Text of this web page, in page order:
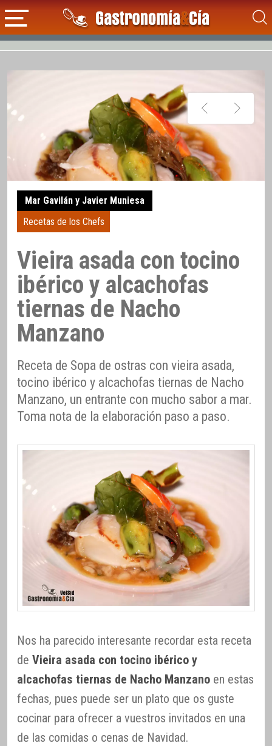
Mar Gavilán y Javier Muniesa
Recetas de los Chefs
Vieira asada con tocino
ibérico y alcachofas
tiernas de Nacho
Manzano
Receta de Sopa de ostras con vieira asada,
tocino ibérico y alcachofas tiernas de Nacho
Manzano, un entrante con mucho sabor a mar.
Toma nota de la elaboración paso a paso.
Nos ha parecido interesante recordar esta receta
de Vieira asada con tocino ibérico y
alcachofas tiernas de Nacho Manzano en estas
fechas, pues puede ser un plato que os guste
cocinar para ofrecer a vuestros invitados en una
de las comidas o cenas de Navidad.